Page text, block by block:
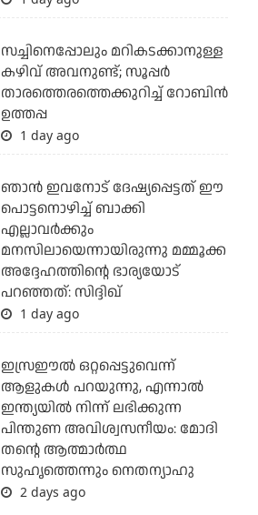
സച്ചിനെപ്പോലും മറികടക്കാനുള്ള
കഴിവ് അവനുണ്ട്; സൂപ്പര്‍
താരത്തെരത്തെക്കുറിച്ച് റോബിന്‍
ഉത്തപ്പ
1 day ago
ഞാന്‍ ഇവനോട് ദേഷ്യപ്പെട്ടത് ഈ
പൊട്ടനൊഴിച്ച് ബാക്കി
എല്ലാവര്‍ക്കും
മനസിലായെന്നായിരുന്നു മമ്മൂക്ക
അദ്ദേഹത്തിന്റെ ഭാര്യയോട്
പറഞ്ഞത്: സിദ്ദിഖ്
1 day ago
ഇസ്രഈല്‍ ഒറ്റപ്പെട്ടുവെന്ന്
ആളുകള്‍ പറയുന്നു, എന്നാല്‍
ഇന്ത്യയില്‍ നിന്ന് ലഭിക്കുന്ന
പിന്തുണ അവിശ്വസനീയം: മോദി
തന്റെ ആത്മാര്‍ത്ഥ
സുഹൃത്തെന്നും നെതന്യാഹു
2 days ago